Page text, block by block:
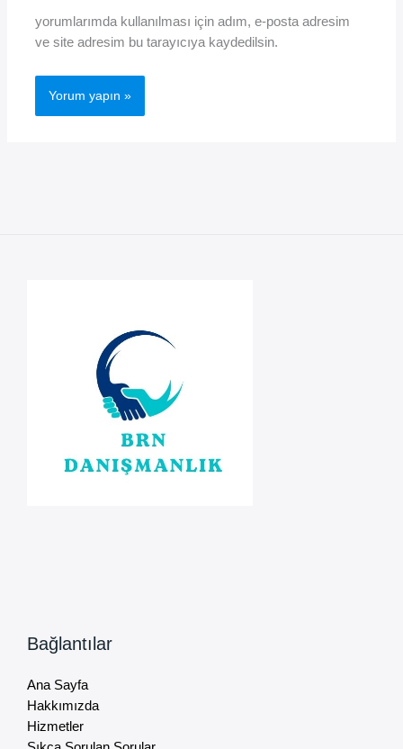
yorumlarımda kullanılması için adım, e-posta adresim
ve site adresim bu tarayıcıya kaydedilsin.
Bağlantılar
Ana Sayfa
Hakkımızda
Hizmetler